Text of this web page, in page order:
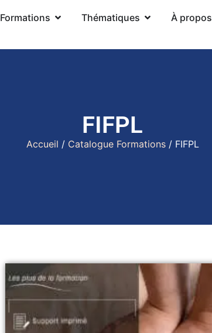
Formations Thématiques À propos
FIFPL
Accueil / Catalogue Formations/ FIFPL